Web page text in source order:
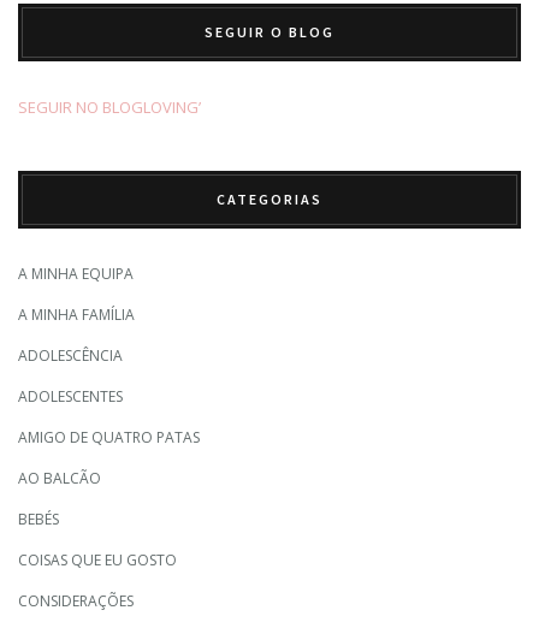
SEGUIR O BLOG
SEGUIR NO BLOGLOVING’
CATEGORIAS
A MINHA EQUIPA
A MINHA FAMÍLIA
ADOLESCÊNCIA
ADOLESCENTES
AMIGO DE QUATRO PATAS
AO BALCÃO
BEBÉS
COISAS QUE EU GOSTO
CONSIDERAÇÕES